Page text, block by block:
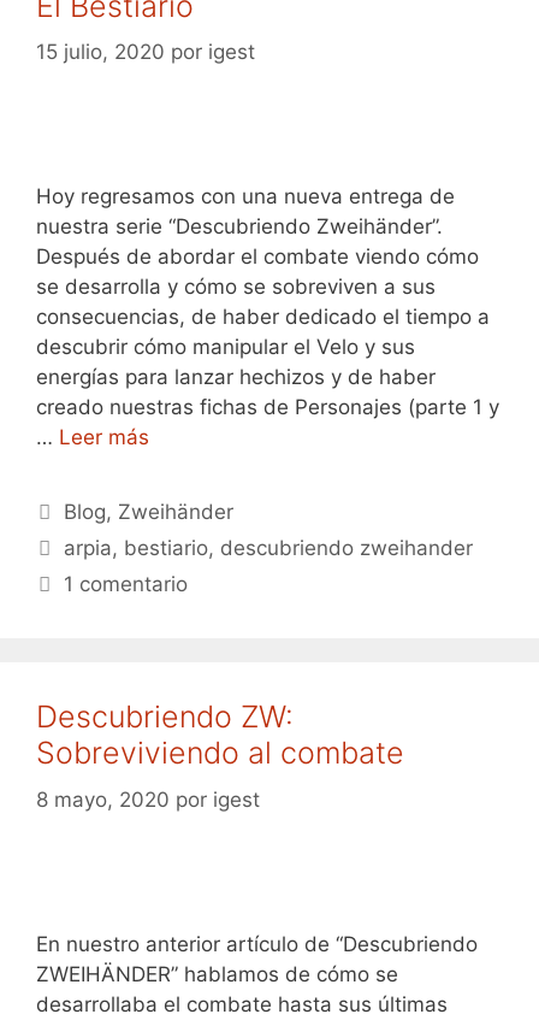
15 julio, 2020 por igest
Hoy regresamos con una nueva entrega de
nuestra serie “Descubriendo Zweihänder”.
Después de abordar el combate viendo cómo
se desarrolla y cómo se sobreviven a sus
consecuencias, de haber dedicado el tiempo a
descubrir cómo manipular el Velo y sus
energías para lanzar hechizos y de haber
creado nuestras fichas de Personajes (parte 1 y
… Leer más
Categorías
Blog, Zweihänder
Etiquetas
arpia, bestiario, descubriendo zweihander
1 comentario
Descubriendo ZW:
Sobreviviendo al combate
8 mayo, 2020 por igest
En nuestro anterior artículo de “Descubriendo
ZWEIHÄNDER” hablamos de cómo se
desarrollaba el combate hasta sus últimas